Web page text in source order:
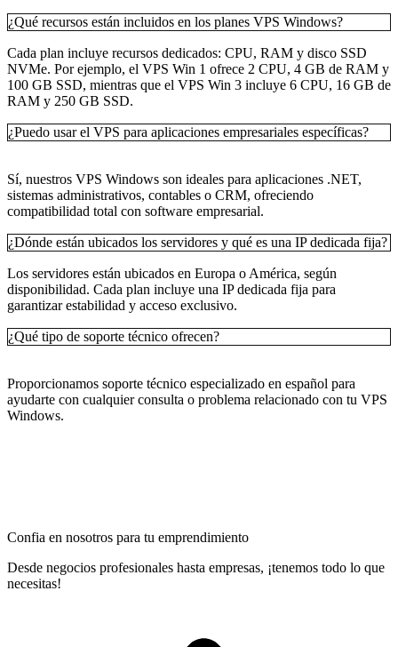
¿Qué recursos están incluidos en los planes VPS Windows?
Cada plan incluye recursos dedicados: CPU, RAM y disco SSD
NVMe. Por ejemplo, el VPS Win 1 ofrece 2 CPU, 4 GB de RAM y
100 GB SSD, mientras que el VPS Win 3 incluye 6 CPU, 16 GB de
RAM y 250 GB SSD.
¿Puedo usar el VPS para aplicaciones empresariales específicas?
Sí, nuestros VPS Windows son ideales para aplicaciones .NET,
sistemas administrativos, contables o CRM, ofreciendo
compatibilidad total con software empresarial.
¿Dónde están ubicados los servidores y qué es una IP dedicada fija?
Los servidores están ubicados en Europa o América, según
disponibilidad. Cada plan incluye una IP dedicada fija para
garantizar estabilidad y acceso exclusivo.
¿Qué tipo de soporte técnico ofrecen?
Proporcionamos soporte técnico especializado en español para
ayudarte con cualquier consulta o problema relacionado con tu VPS
Windows.
Confia en nosotros para tu emprendimiento
Desde negocios profesionales hasta empresas, ¡tenemos todo lo que
necesitas!